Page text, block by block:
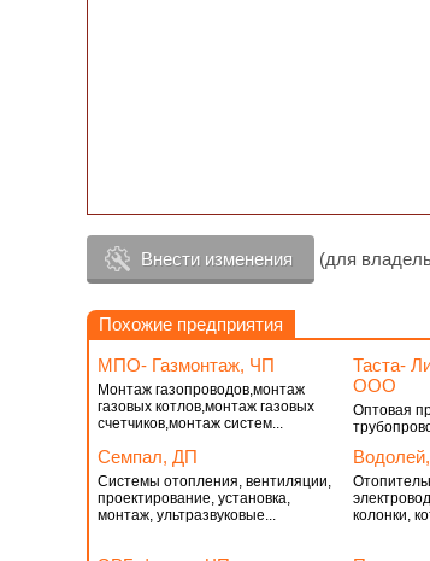
Внести изменения (для
Похожие предприятия
МПО- Газмонтаж, ЧП
Монтаж газопроводов,монтаж
газовых котлов,монтаж газовых
счетчиков,монтаж систем...
Таста-
ООО
Оптовая
Семпал, ДП
Системы отопления, вентиляции,
проектирование, установка,
монтаж, ультразвуковые...
колонки,